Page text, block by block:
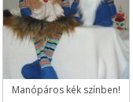
Manópáros kék színben!